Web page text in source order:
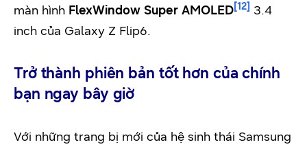
màn hình FlexWindow Super AMOLED[12] 3.4
inch của Galaxy Z Flip6.
Trở thành phiên bản tốt hơn của chính
bạn ngay bây giờ
Với những trang bị mới của hệ sinh thái Samsung